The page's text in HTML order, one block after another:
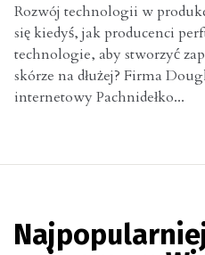
Rozwój technologii w
się kiedyś, jak producenci
technologie, aby stworzyć
skórze na dłużej? Firma
internetowy Pachnidełko...